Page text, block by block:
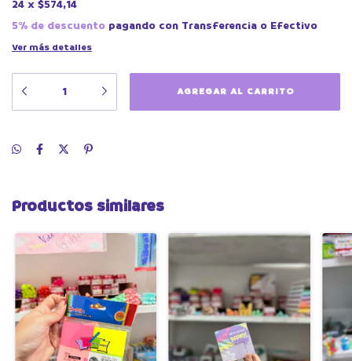
24 x $574,14
5% de descuento pagando con Transferencia o Efectivo
Ver más detalles
Productos similares